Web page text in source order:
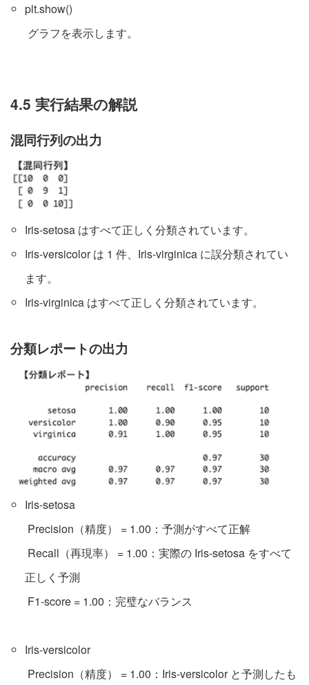
plt.show()
グラフを表示します。
4.5 実行結果の解説
混同行列の出力
Iris-setosa はすべて正しく分類されています。
Iris-versicolor は 1 件、Iris-virginica に誤分類されてい
ます。
Iris-virginica はすべて正しく分類されています。
分類レポートの出力
Iris-setosa
Precision（精度） = 1.00：予測がすべて正解
Recall（再現率） = 1.00：実際の Iris-setosa をすべて
正しく予測
F1-score = 1.00：完璧なバランス
Iris-versicolor
Precision（精度） = 1.00：Iris-versicolor と予測したも